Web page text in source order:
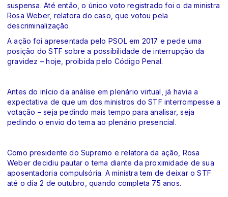
suspensa. Até então, o único voto registrado foi o da ministra
Rosa Weber, relatora do caso, que votou pela
descriminalização.
A ação foi apresentada pelo PSOL em 2017 e pede uma
posição do STF sobre a possibilidade de interrupção da
gravidez – hoje, proibida pelo Código Penal.
Antes do início da análise em plenário virtual, já havia a
expectativa de que um dos ministros do STF interrompesse a
votação – seja pedindo mais tempo para analisar, seja
pedindo o envio do tema ao plenário presencial.
Como presidente do Supremo e relatora da ação, Rosa
Weber decidiu pautar o tema diante da proximidade de sua
aposentadoria compulsória. A ministra tem de deixar o STF
até o dia 2 de outubro, quando completa 75 anos.